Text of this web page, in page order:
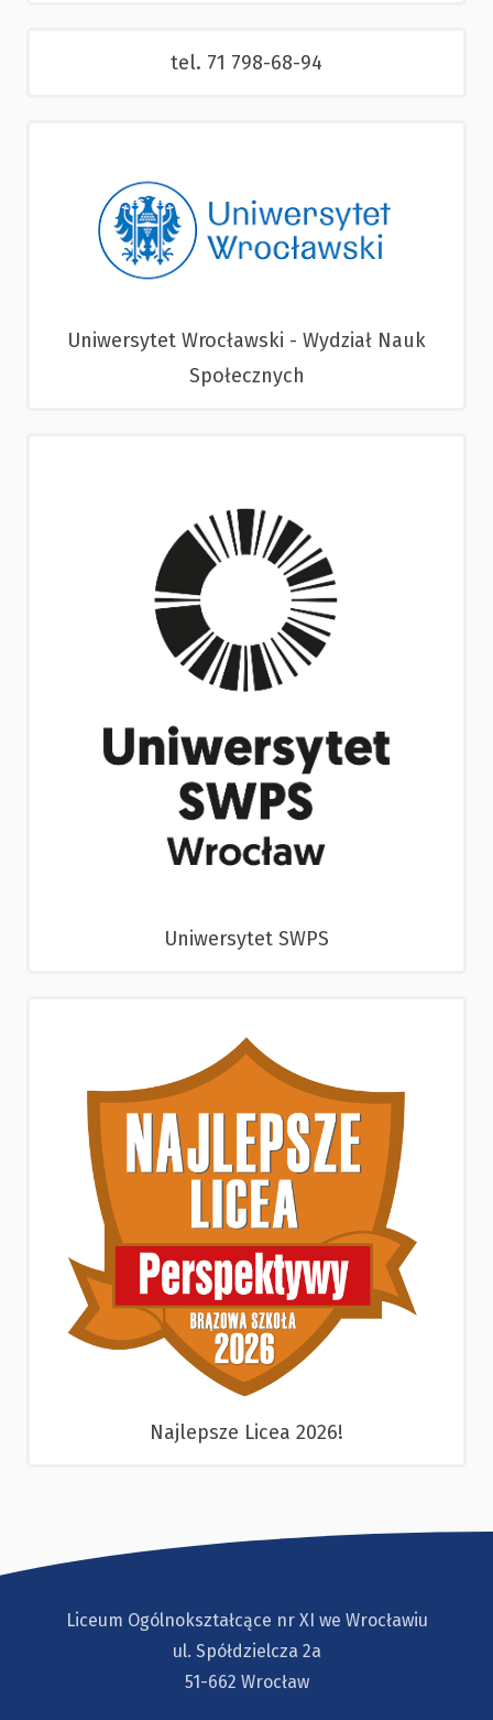
tel. 71 798-68-94
Uniwersytet Wrocławski - Wydział Nauk
Społecznych
Uniwersytet SWPS
Najlepsze Licea 2026!
Liceum Ogólnokształcące nr XI we Wrocławiu
ul. Spółdzielcza 2a
51-662 Wrocław